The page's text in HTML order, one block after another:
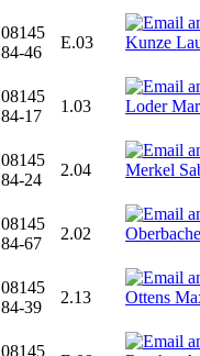
08145
84-46
E.03
08145
84-17
1.03
08145
84-24
2.04
08145
84-67
2.02
08145
84-39
2.13
08145